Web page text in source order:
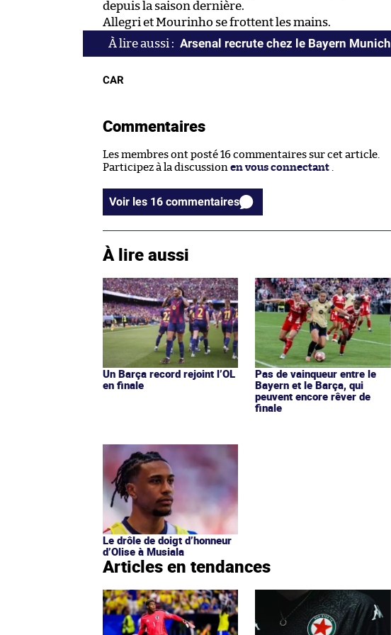
depuis la saison dernière.
Allegri et Mourinho se frottent les mains.
Arsenal recrute chez le Bayern Munich
CAR
Commentaires
Les membres ont posté 16 commentaires sur cet article.
Participez à la discussion en vous connectant .
Voir les 16 commentaires
À lire aussi
Un Barça record rejoint l’OL
en finale
Pas de vainqueur entre le
Bayern et le Barça, qui
peuvent encore rêver de
finale
Le drôle de doigt d’honneur
d’Olise à Musiala
Articles en tendances